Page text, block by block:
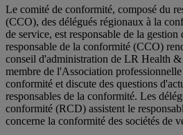
Le comité de conformité, composé du
(CCO), des délégués régionaux à la
de service, est responsable de la
responsable de la conformité (CCO)
conseil d'administration de LR Health
membre de l'Association professionnelle
conformité et discute des questions
responsables de la conformité. Les
conformité (RCD) assistent le
concerne la conformité des sociétés de